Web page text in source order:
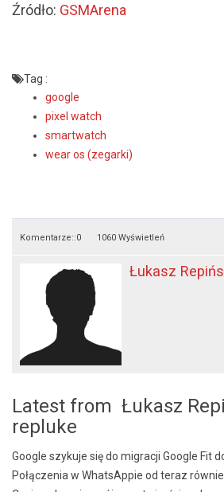
Źródło: GSMArena
Tag :
google
pixel watch
smartwatch
wear os (zegarki)
Komentarze::0 1060 Wyświetleń
Łukasz
Latest from Łukasz
repluke
Google szykuje się do migracji Google Fit
Połączenia w WhatsAppie od teraz